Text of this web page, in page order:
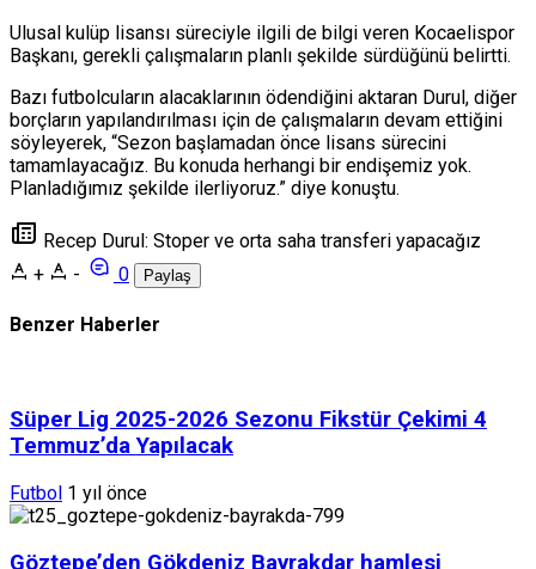
Ulusal kulüp lisansı süreciyle ilgili de bilgi veren Kocaelispor
Başkanı, gerekli çalışmaların planlı şekilde sürdüğünü belirtti.
Bazı futbolcuların alacaklarının ödendiğini aktaran Durul, diğer
borçların yapılandırılması için de çalışmaların devam ettiğini
söyleyerek, “Sezon başlamadan önce lisans sürecini
tamamlayacağız. Bu konuda herhangi bir endişemiz yok.
Planladığımız şekilde ilerliyoruz.” diye konuştu.
Recep Durul: Stoper ve orta saha transferi yapacağız
+
- 0 Paylaş
Benzer Haberler
Süper Lig 2025-2026 Sezonu Fikstür Çekimi 4
Temmuz’da Yapılacak
Futbol 1 yıl önce
Göztepe’den Gökdeniz Bayrakdar hamlesi